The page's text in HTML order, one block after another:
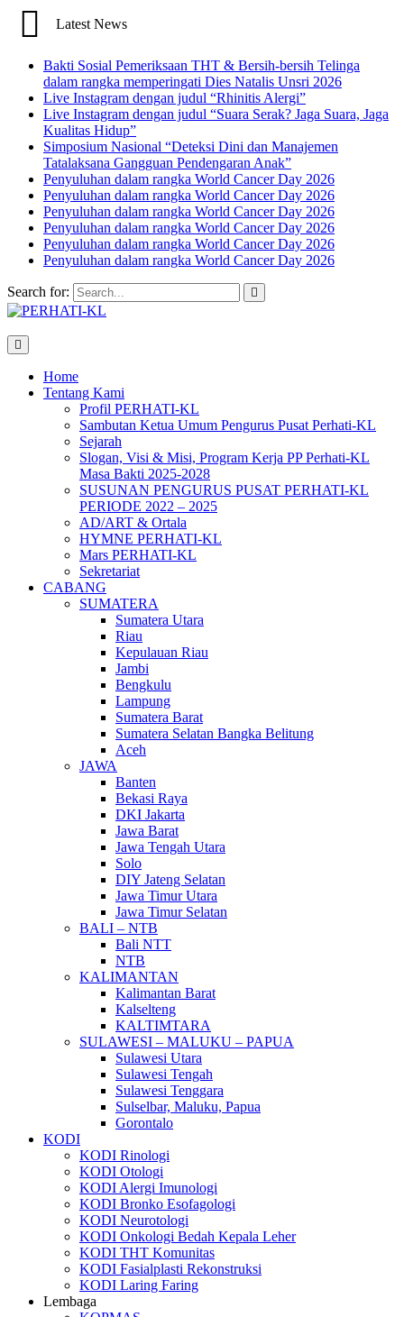
Latest News
Bakti Sosial Pemeriksaan THT & Bersih-bersih Telinga
dalam rangka memperingati Dies Natalis Unsri 2026
Live Instagram dengan judul “Rhinitis Alergi”
Live Instagram dengan judul “Suara Serak? Jaga Suara, Jaga
Kualitas Hidup”
Simposium Nasional “Deteksi Dini dan Manajemen
Tatalaksana Gangguan Pendengaran Anak”
Penyuluhan dalam rangka World Cancer Day 2026
Penyuluhan dalam rangka World Cancer Day 2026
Penyuluhan dalam rangka World Cancer Day 2026
Penyuluhan dalam rangka World Cancer Day 2026
Penyuluhan dalam rangka World Cancer Day 2026
Penyuluhan dalam rangka World Cancer Day 2026
Search for:
Home
Tentang Kami
Profil PERHATI-KL
Sambutan Ketua Umum Pengurus Pusat Perhati-KL
Sejarah
Slogan, Visi & Misi, Program Kerja PP Perhati-KL
Masa Bakti 2025-2028
SUSUNAN PENGURUS PUSAT PERHATI-KL
PERIODE 2022 – 2025
AD/ART & Ortala
HYMNE PERHATI-KL
Mars PERHATI-KL
Sekretariat
CABANG
SUMATERA
Sumatera Utara
Riau
Kepulauan Riau
Jambi
Bengkulu
Lampung
Sumatera Barat
Sumatera Selatan Bangka Belitung
Aceh
JAWA
Banten
Bekasi Raya
DKI Jakarta
Jawa Barat
Jawa Tengah Utara
Solo
DIY Jateng Selatan
Jawa Timur Utara
Jawa Timur Selatan
BALI – NTB
Bali NTT
NTB
KALIMANTAN
Kalimantan Barat
Kalselteng
KALTIMTARA
SULAWESI – MALUKU – PAPUA
Sulawesi Utara
Sulawesi Tengah
Sulawesi Tenggara
Sulselbar, Maluku, Papua
Gorontalo
KODI
KODI Rinologi
KODI Otologi
KODI Alergi Imunologi
KODI Bronko Esofagologi
KODI Neurotologi
KODI Onkologi Bedah Kepala Leher
KODI THT Komunitas
KODI Fasialplasti Rekonstruksi
KODI Laring Faring
Lembaga